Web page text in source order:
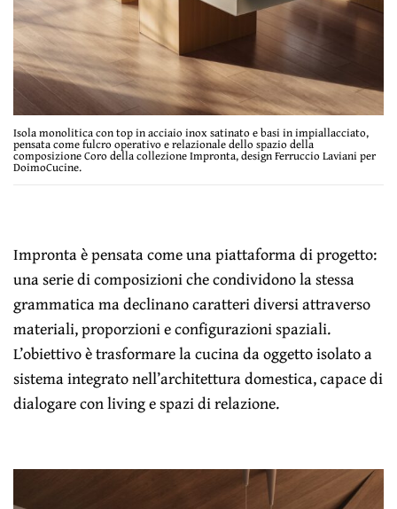
Isola monolitica con top in acciaio inox satinato e basi in impiallacciato,
pensata come fulcro operativo e relazionale dello spazio della
composizione Coro della collezione Impronta, design Ferruccio Laviani per
DoimoCucine.
Impronta è pensata come una piattaforma di progetto:
una serie di composizioni che condividono la stessa
grammatica ma declinano caratteri diversi attraverso
materiali, proporzioni e configurazioni spaziali.
L’obiettivo è trasformare la cucina da oggetto isolato a
sistema integrato nell’architettura domestica, capace di
dialogare con living e spazi di relazione.